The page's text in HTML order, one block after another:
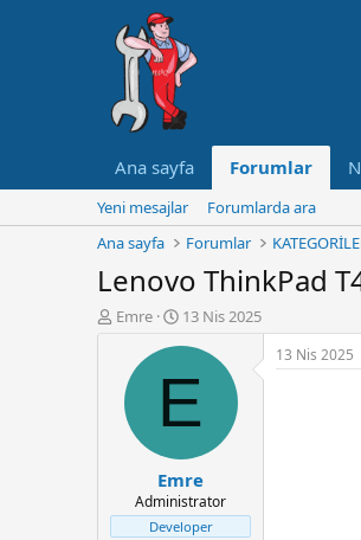
Ana sayfa Forumlar
Yeni mesajlar
Forumlarda ara
Ana sayfa
Forumlar
Lenovo ThinkPad
K
Emre
B
l
a
n
ı
ç
t
a
13 Nis 2025
E
Emre
Administrator
Developer
13 Nis 2025